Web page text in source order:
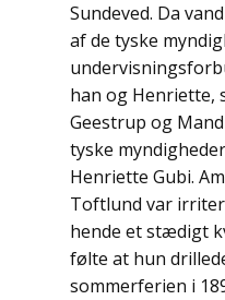
Musik
Mytologi /
Naturen
Ordbøger
Øvrige
Sundeved. Da
af de tyske
han og Henriette,
Geestrup og
tyske
Henriette Gubi.
Toftlund var
hende et stædigt
følte at hun
sommerferien i